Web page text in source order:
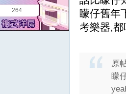
264
矇仔舊年
考樂器,
原
矇